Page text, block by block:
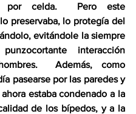
por celda.  Pero este
preservaba, lo protegía del
evitándole la siempre
interacción
Además, como
pasearse por las paredes y
estaba condenado a la
de los bípedos, y a la